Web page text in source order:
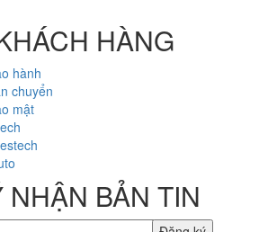
HÀNG
hành
chuyển
mật
BẢN TIN